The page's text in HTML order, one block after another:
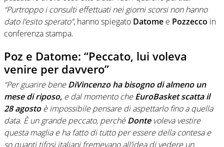
“Purtroppo i consulti effettuati nei giorni scorsi non hanno
dato l’esito sperato”, hanno spiegato Datome e Pozzecco in
conferenza stampa.
Poz e Datome: “Peccato, lui voleva
venire per davvero”
“Per guarire beneDiVincenzo ha bisogno di almeno un
mese di riposo, e dal momento cheEuroBasket scatta il
28 agostoè impossibile pensare di aspettarlo fino a quella
data. È un grande peccato, perchéDontevoleva vestire
questa maglia e ha fatto di tutto per essere della contesa e
so quanti tifosi italiani fremevano all’idea di vedere un